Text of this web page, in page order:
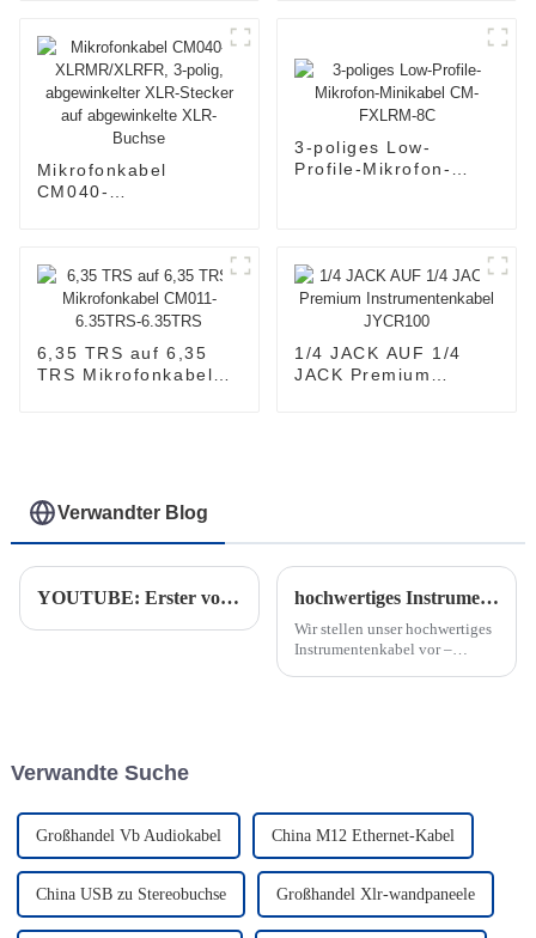
Mikrofonkabel
CM040-
abgewinkelte XLR-
Buchse
3-poliges Low-
Profile-Mikrofon-
6,35 TRS auf 6,35
TRS Mikrofonkabel
1/4 JACK AUF 1/4
JACK Premium
Verwandter Blog
YOUTUBE: Erster voller Container mit Audiokabel auf dem Weg von Thailand in die USA hochwertiges Instrumentenkabel
Wir stellen unser hochwertiges
Instrumentenkabel vor –
bieten.
Verwandte Suche
Großhandel Vb Audiokabel China M12 Ethernet-Kabel
China USB zu Stereobuchse Großhandel Xlr-wandpaneele